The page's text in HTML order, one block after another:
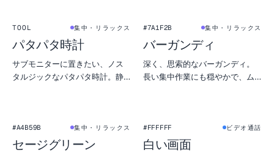
1 4 5
FLIP CLOCK ★
TOOL 集中・リラックス
パタパタ時計
サブモニターに置きたい、ノス
タルジックなパタパタ時計。静
#7A1F2B 集中・リラックス
バーガンディ
深く、思索的なバーガンディ。
長い集中作業にも穏やかで、ム
#A4B59B 集中・リラックス
セージグリーン
★
#FFFFFF ビデオ通話
白い画面